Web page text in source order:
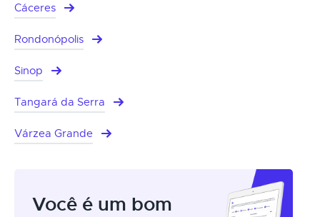
Cáceres
Rondonópolis
Sinop
Tangará da Serra
Várzea Grande
Você é um bom